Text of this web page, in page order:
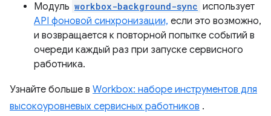
Модуль workbox-background-sync использует
API фоновой синхронизации, если это возможно,
и возвращается к повторной попытке событий в
очереди каждый раз при запуске сервисного
работника.
Узнайте больше в Workbox: наборе инструментов для
высокоуровневых сервисных работников .